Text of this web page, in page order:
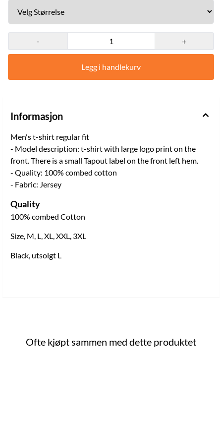
- +
Legg i handlekurv
Informasjon
Men's t-shirt regular fit
- Model description: t-shirt with large logo print on the
front. There is a small Tapout label on the front left hem.
- Quality: 100% combed cotton
- Fabric: Jersey
Quality
100% combed Cotton
Size, M, L, XL, XXL, 3XL
Black, utsolgt L
Ofte kjøpt sammen med dette produktet